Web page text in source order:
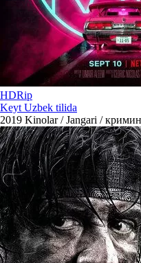
HDRip
Keyt Uzbek tilida
2019 Kinolar / Jangari /